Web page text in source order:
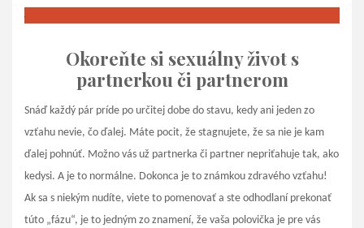
Okoreňte si sexuálny život s
partnerkou či partnerom
Snáď každý pár príde po určitej dobe do stavu, kedy ani jeden zo
vzťahu nevie, čo ďalej. Máte pocit, že stagnujete, že sa nie je kam
ďalej pohnúť. Možno vás už partnerka či partner nepriťahuje tak, ako
kedysi. A je to normálne. Dokonca je to známkou zdravého vzťahu!
Ak sa s niekým nudíte, viete to pomenovať a ste odhodlaní prekonať
túto „fázu“, je to jedným zo znamení, že vaša polovička je pre vás